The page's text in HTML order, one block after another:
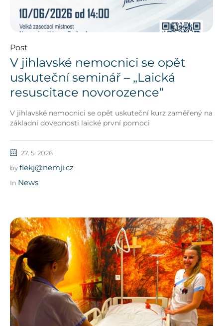
Post
V jihlavské nemocnici se opět
uskuteční seminář – „Laická
resuscitace novorozence“
V jihlavské nemocnici se opět uskuteční kurz zaměřený na
základní dovednosti laické první pomoci
27. 5. 2026
byflekj@nemji.cz
In News